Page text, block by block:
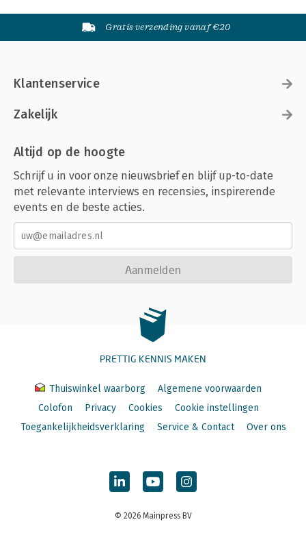
Gratis verzending vanaf €20
Klantenservice
Zakelijk
Altijd op de hoogte
Schrijf u in voor onze nieuwsbrief en blijf up-to-date
met relevante interviews en recensies, inspirerende
events en de beste acties.
Aanmelden
PRETTIG KENNIS MAKEN
Thuiswinkel waarborg
Algemene voorwaarden
Colofon
Privacy Cookies
Cookie instellingen
Toegankelijkheidsverklaring
Service & Contact Over ons
© 2026 Mainpress BV